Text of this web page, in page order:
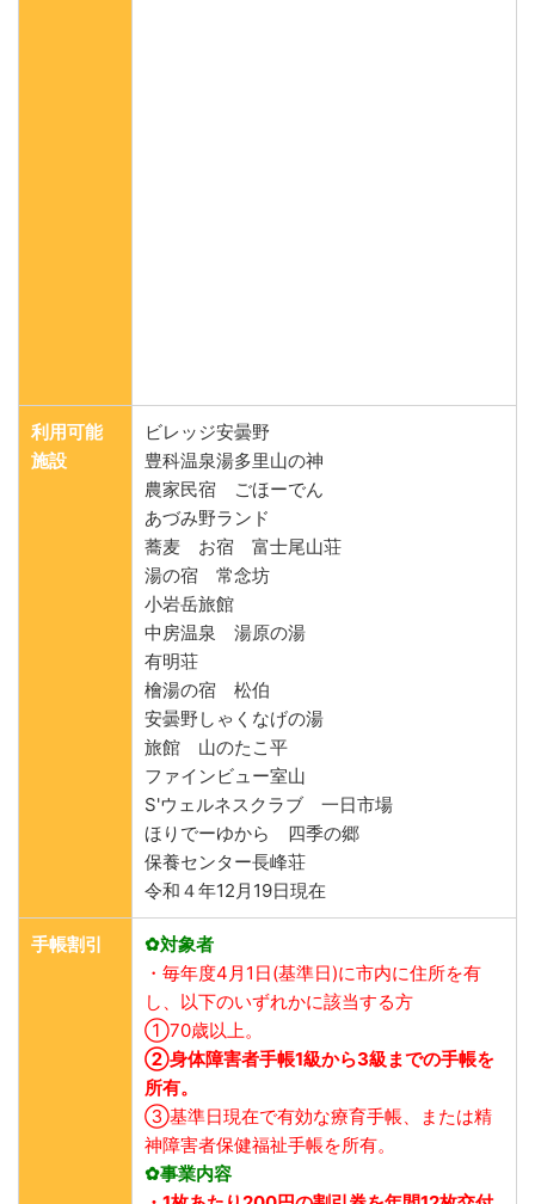
利用可能
施設
ビレッジ安曇野
豊科温泉湯多里山の神
農家民宿 ごほーでん
あづみ野ランド
蕎麦 お宿 富士尾山荘
湯の宿 常念坊
小岩岳旅館
中房温泉 湯原の湯
有明荘
檜湯の宿 松伯
安曇野しゃくなげの湯
旅館 山のたこ平
ファインビュー室山
S'ウェルネスクラブ 一日市場
ほりでーゆから 四季の郷
保養センター長峰荘
令和４年12月19日現在
手帳割引
✿対象者
・毎年度4月1日(基準日)に市内に住所を有
し、以下のいずれかに該当する方
①70歳以上。
②身体障害者手帳1級から3級までの手帳を
所有。
③基準日現在で有効な療育手帳、または精
神障害者保健福祉手帳を所有。
✿事業内容